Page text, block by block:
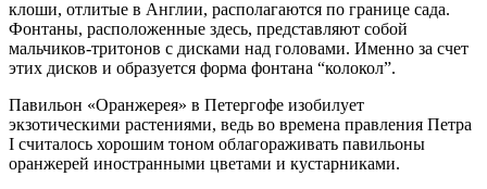
клоши, отлитые в Англии, располагаются по границе сада.
Фонтаны, расположенные здесь, представляют собой
мальчиков-тритонов с дисками над головами. Именно за счет
этих дисков и образуется форма фонтана “колокол”.
Павильон «Оранжерея» в Петергофе изобилует
экзотическими растениями, ведь во времена правления Петра
I считалось хорошим тоном облагораживать павильоны
оранжерей иностранными цветами и кустарниками.